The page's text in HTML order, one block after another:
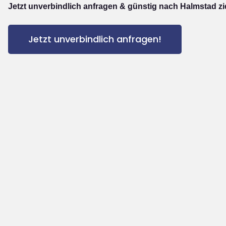
Jetzt unverbindlich anfragen & günstig nach Halmstad
Jetzt unverbindlich anfragen!